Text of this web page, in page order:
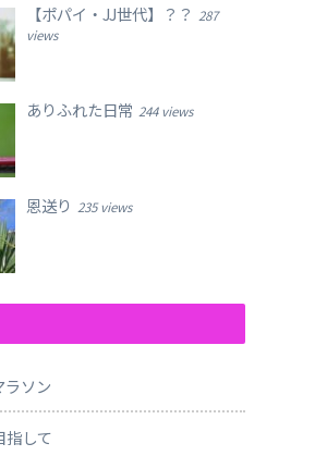
【ポパイ・JJ世代】？？ 287
views
ありふれた日常 244 views
恩送り 235 views
ソン
指して